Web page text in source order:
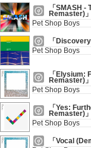
「SMASH
Remaster)」
Pet Shop Boys
「
Pet Shop Boys
「Elysium:
Remaster)」
Pet Shop Boys
「Yes:
Remaster)」
Pet Shop Boys
「Vocal